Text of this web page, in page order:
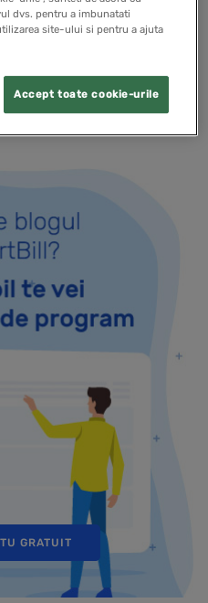
obiective este codul
GRATUIT
dvs. pentru a imbunatati
site-ului si pentru a ajuta
Accept toate cookie-urile